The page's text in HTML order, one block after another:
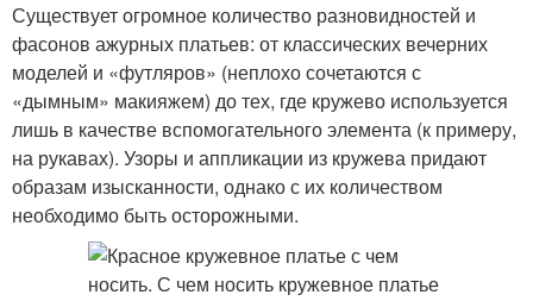
Существует огромное количество разновидностей и
фасонов ажурных платьев: от классических вечерних
моделей и «футляров» (неплохо сочетаются с
«дымным» макияжем) до тех, где кружево используется
лишь в качестве вспомогательного элемента (к примеру,
на рукавах). Узоры и аппликации из кружева придают
образам изысканности, однако с их количеством
необходимо быть осторожными.